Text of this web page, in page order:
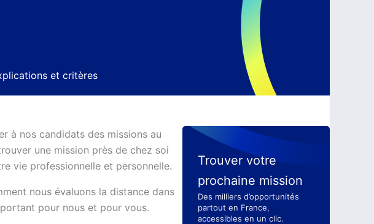
et critères
à nos candidats des missions au
une mission près de chez soi
vie professionnelle et personnelle.
nous évaluons la distance dans
pour nous et pour vous.
Trouver votre
prochaine mission
Des milliers d’opportunités
partout en France,
accessibles en un clic.